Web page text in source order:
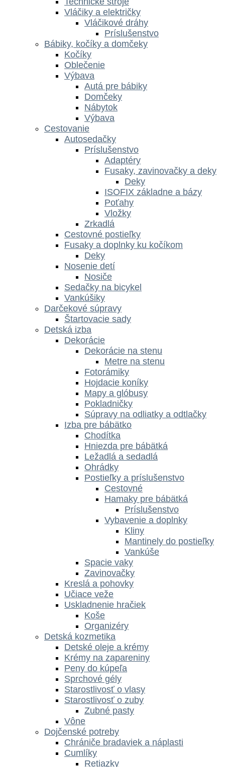
Vláčiky a električky
Vláčikové dráhy
Príslušenstvo
Bábiky, kočíky a domčeky
Kočíky
Oblečenie
Výbava
Autá pre bábiky
Domčeky
Nábytok
Výbava
Cestovanie
Autosedačky
Príslušenstvo
Adaptéry
Fusaky, zavinovačky a deky
Deky
ISOFIX základne a bázy
Poťahy
Vložky
Zrkadlá
Cestovné postieľky
Fusaky a doplnky ku kočíkom
Deky
Nosenie detí
Nosiče
Sedačky na bicykel
Vankúšiky
Darčekové súpravy
Štartovacie sady
Detská izba
Dekorácie
Dekorácie na stenu
Metre na stenu
Fotorámiky
Hojdacie koníky
Mapy a glóbusy
Pokladničky
Súpravy na odliatky a odtlačky
Izba pre bábätko
Chodítka
Hniezda pre bábätká
Ležadlá a sedadlá
Ohrádky
Postieľky a príslušenstvo
Cestovné
Hamaky pre bábätká
Príslušenstvo
Vybavenie a doplnky
Kliny
Mantinely do postieľky
Vankúše
Spacie vaky
Zavinovačky
Kreslá a pohovky
Učiace veže
Uskladnenie hračiek
Koše
Organizéry
Detská kozmetika
Detské oleje a krémy
Krémy na zapareniny
Peny do kúpeľa
Sprchové gély
Starostlivosť o vlasy
Starostlivosť o zuby
Zubné pasty
Vône
Dojčenské potreby
Chrániče bradaviek a náplasti
Cumlíky
Retiazky